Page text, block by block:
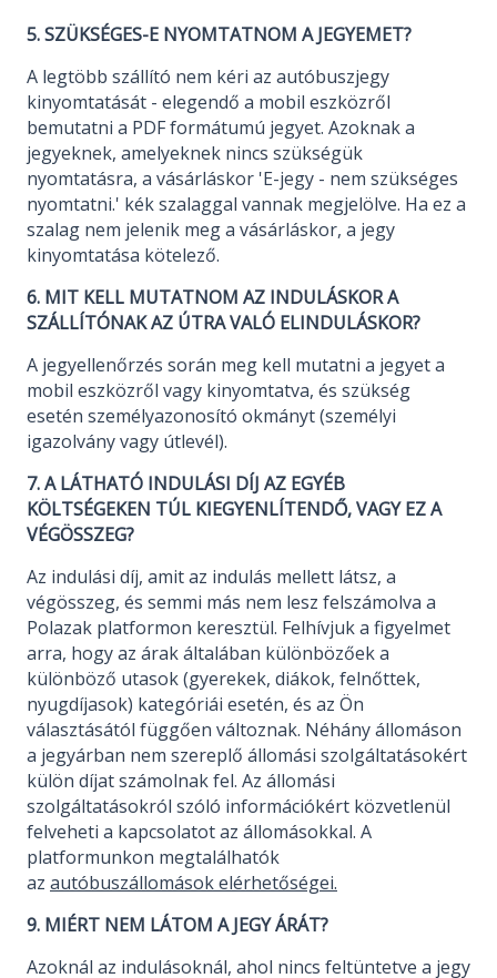
5. SZÜKSÉGES-E NYOMTATNOM A JEGYEMET?
A legtöbb szállító nem kéri az autóbuszjegy
kinyomtatását - elegendő a mobil eszközről
bemutatni a PDF formátumú jegyet. Azoknak a
jegyeknek, amelyeknek nincs szükségük
nyomtatásra, a vásárláskor 'E-jegy - nem szükséges
nyomtatni.' kék szalaggal vannak megjelölve. Ha ez a
szalag nem jelenik meg a vásárláskor, a jegy
kinyomtatása kötelező.
6. MIT KELL MUTATNOM AZ INDULÁSKOR A
SZÁLLÍTÓNAK AZ ÚTRA VALÓ ELINDULÁSKOR?
A jegyellenőrzés során meg kell mutatni a jegyet a
mobil eszközről vagy kinyomtatva, és szükség
esetén személyazonosító okmányt (személyi
igazolvány vagy útlevél).
7. A LÁTHATÓ INDULÁSI DÍJ AZ EGYÉB
KÖLTSÉGEKEN TÚL KIEGYENLÍTENDŐ, VAGY EZ A
VÉGÖSSZEG?
Az indulási díj, amit az indulás mellett látsz, a
végösszeg, és semmi más nem lesz felszámolva a
Polazak platformon keresztül. Felhívjuk a figyelmet
arra, hogy az árak általában különbözőek a
különböző utasok (gyerekek, diákok, felnőttek,
nyugdíjasok) kategóriái esetén, és az Ön
választásától függően változnak. Néhány állomáson
a jegyárban nem szereplő állomási szolgáltatásokért
külön díjat számolnak fel. Az állomási
szolgáltatásokról szóló információkért közvetlenül
felveheti a kapcsolatot az állomásokkal. A
platformunkon megtalálhatók
az autóbuszállomások elérhetőségei.
9. MIÉRT NEM LÁTOM A JEGY ÁRÁT?
Azoknál az indulásoknál, ahol nincs feltüntetve a jegy